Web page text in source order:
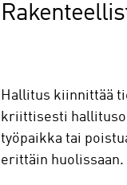
Hallitus kiinnittää
kriittisesti
työpaikka tai
erittäin huolissaan.